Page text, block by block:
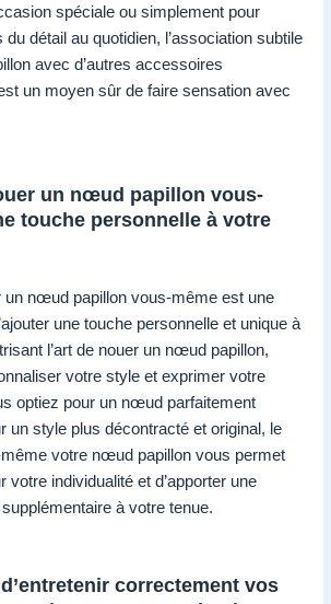
spéciale ou simplement pour
détail au quotidien, l’association subtile
avec d’autres accessoires
un moyen sûr de faire sensation avec
un nœud papillon vous-
touche personnelle à votre
un nœud papillon vous-même est une
une touche personnelle et unique à
l’art de nouer un nœud papillon,
votre style et exprimer votre
optiez pour un nœud parfaitement
un style plus décontracté et original, le
votre nœud papillon vous permet
votre individualité et d’apporter une
à votre tenue.
correctement vos